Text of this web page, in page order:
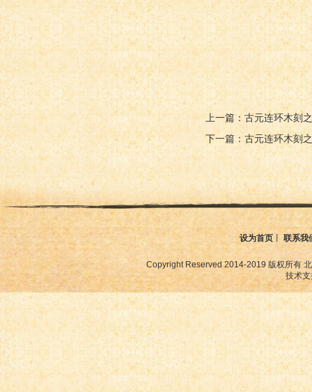
上一篇：古元连环木刻
下一篇：古元连环木刻
设为首页丨联系我
Copyright Reserved 2014-2019 版权所有
技术